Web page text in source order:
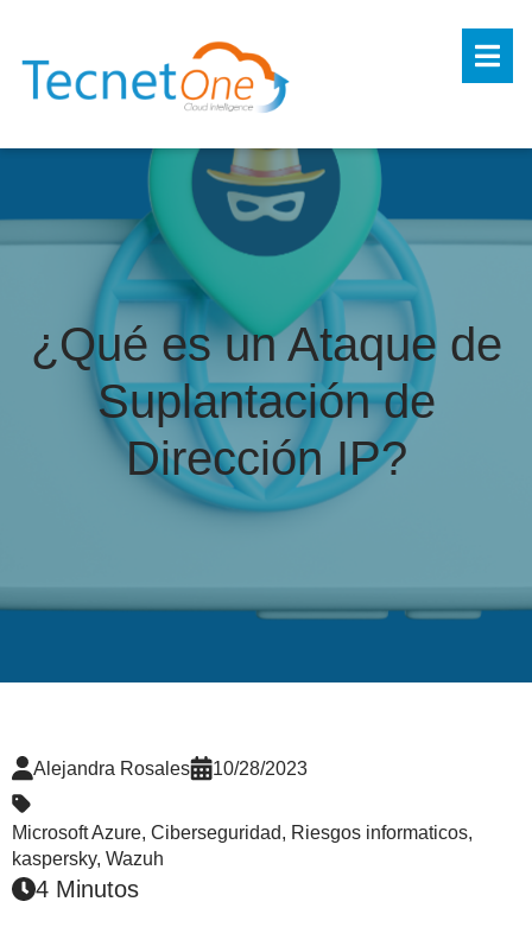
¿Qué es un Ataque de
Suplantación de
Dirección IP?
Alejandra Rosales 10/28/2023
Microsoft Azure, Ciberseguridad, Riesgos informaticos,
kaspersky, Wazuh
4 Minutos